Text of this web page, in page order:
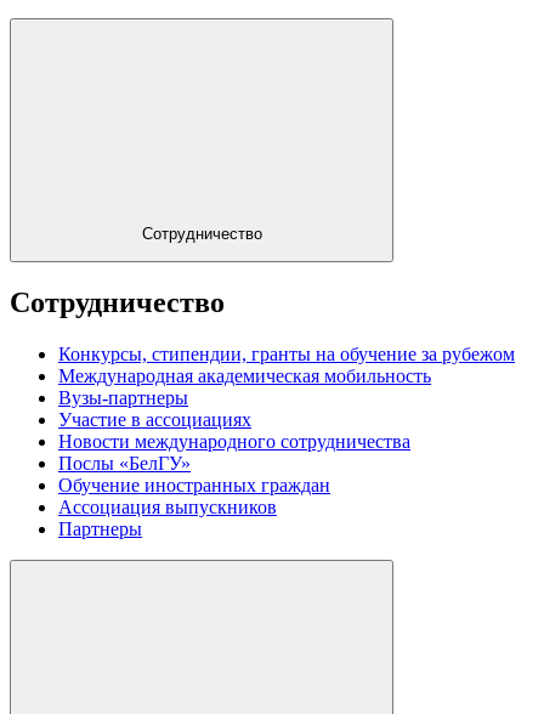
Сотрудничество
Сотрудничество
Конкурсы, стипендии, гранты на обучение за рубежом
Международная академическая мобильность
Вузы-партнеры
Участие в ассоциациях
Новости международного сотрудничества
Послы «БелГУ»
Обучение иностранных граждан
Ассоциация выпускников
Партнеры